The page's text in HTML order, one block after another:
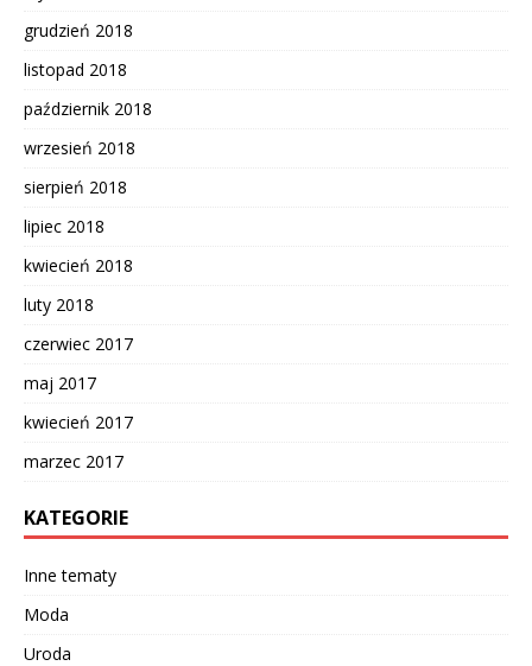
grudzień 2018
listopad 2018
październik 2018
wrzesień 2018
sierpień 2018
lipiec 2018
kwiecień 2018
luty 2018
czerwiec 2017
maj 2017
kwiecień 2017
marzec 2017
KATEGORIE
Inne tematy
Moda
Uroda